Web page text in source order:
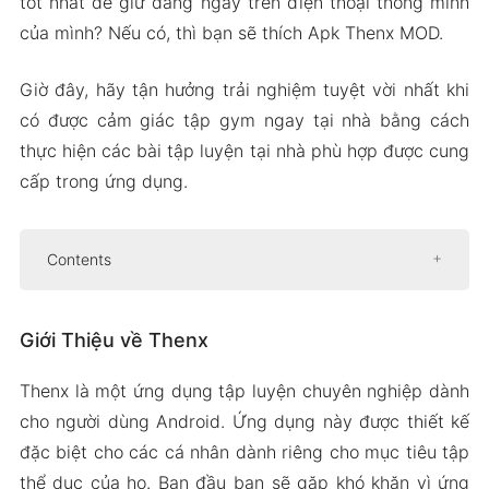
của mình? Nếu có, thì bạn sẽ thích Apk Thenx MOD.
Giờ đây, hãy tận hưởng trải nghiệm tuyệt vời nhất khi
có được cảm giác tập gym ngay tại nhà bằng cách
thực hiện các bài tập luyện tại nhà phù hợp được cung
cấp trong ứng dụng.
Contents
Các chương trình tập luyện có thể tùy
Theo dõi tiến độ tuyệt vời
Đo lường sự tiến triển để đạt được lợi ích
Cộng đồng tuyệt vời của những người có
Giới Thiệu về Thenx
Thenx là một ứng dụng tập luyện chuyên nghiệp dành
cho người dùng Android. Ứng dụng này được thiết kế
đặc biệt cho các cá nhân dành riêng cho mục tiêu tập
thể dục của họ. Ban đầu bạn sẽ gặp khó khăn vì ứng